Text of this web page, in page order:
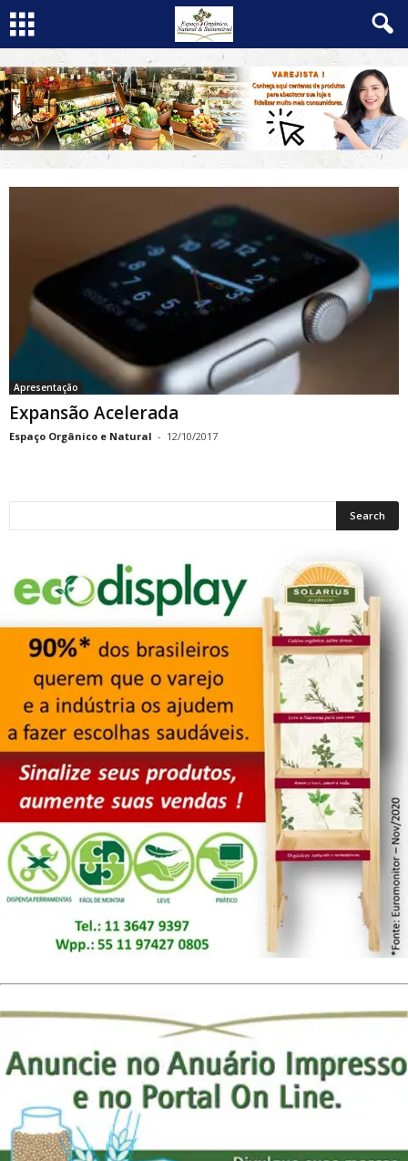
Apresentação
Expansão Acelerada
Espaço Orgânico e Natural - 12/10/2017